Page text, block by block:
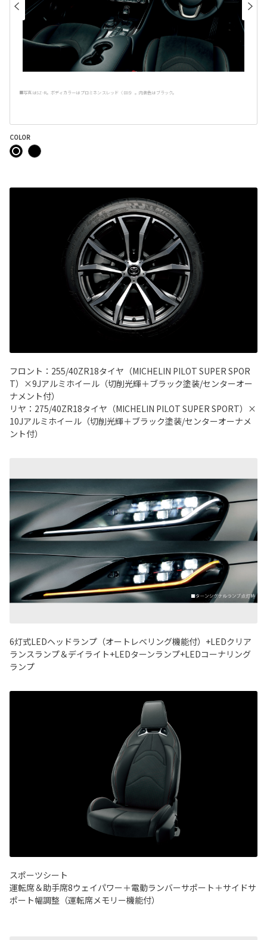
■写真はSZ-R。ボディカラーはプロミネンスレッド〈D05〉。内装色はブラック。
COLOR
フロント：255/40ZR18タイヤ（MICHELIN PILOT SUPER SPOR
T）×9Jアルミホイール（切削光輝＋ブラック塗装/センターオー
ナメント付）
リヤ：275/40ZR18タイヤ（MICHELIN PILOT SUPER SPORT）×
10Jアルミホイール（切削光輝＋ブラック塗装/センターオーナメ
ント付）
6灯式LEDヘッドランプ（オートレベリング機能付）+LEDクリア
ランスランプ＆デイライト+LEDターンランプ+LEDコーナリング
ランプ
スポーツシート
運転席＆助手席8ウェイパワー＋電動ランバーサポート＋サイドサ
ポート幅調整（運転席メモリー機能付）